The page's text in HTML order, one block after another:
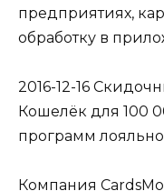
предприятиях,
обработку в
2016-12-16
Кошелёк для 100
программ
Компания